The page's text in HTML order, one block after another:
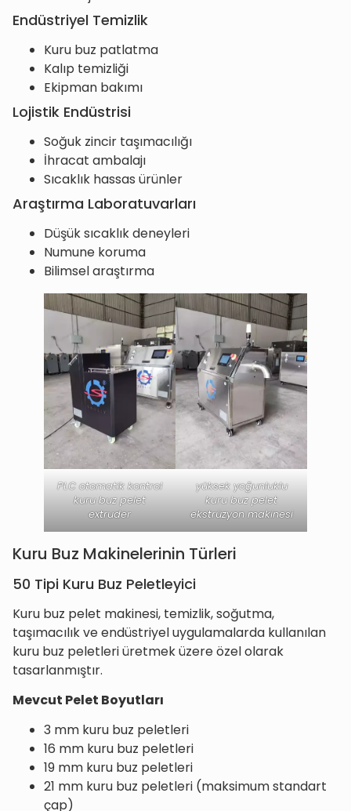
Endüstriyel Temizlik
Kuru buz patlatma
Kalıp temizliği
Ekipman bakımı
Lojistik Endüstrisi
Soğuk zincir taşımacılığı
İhracat ambalajı
Sıcaklık hassas ürünler
Araştırma Laboratuvarları
Düşük sıcaklık deneyleri
Numune koruma
Bilimsel araştırma
PLC otomatik kontrol
kuru buz pelet
extruder
yüksek yoğunluklu
kuru buz pelet
ekstrüzyon makinesi
Kuru Buz Makinelerinin Türleri
50 Tipi Kuru Buz Peletleyici
Kuru buz pelet makinesi, temizlik, soğutma,
taşımacılık ve endüstriyel uygulamalarda kullanılan
kuru buz peletleri üretmek üzere özel olarak
tasarlanmıştır.
Mevcut Pelet Boyutları
3 mm kuru buz peletleri
16 mm kuru buz peletleri
19 mm kuru buz peletleri
21 mm kuru buz peletleri (maksimum standart
çap)